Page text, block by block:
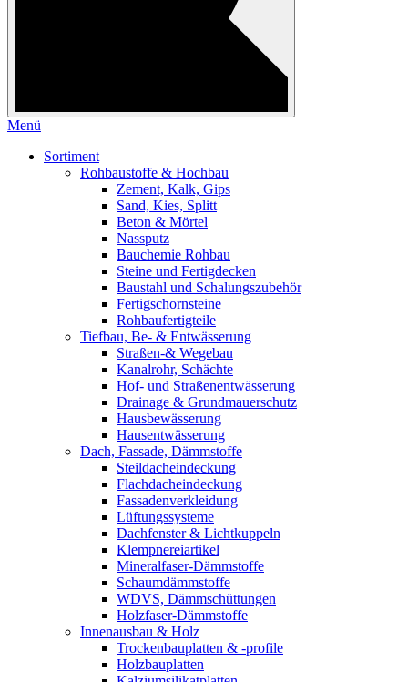
Menü
Sortiment
Rohbaustoffe & Hochbau
Zement, Kalk, Gips
Sand, Kies, Splitt
Beton & Mörtel
Nassputz
Bauchemie Rohbau
Steine und Fertigdecken
Baustahl und Schalungszubehör
Fertigschornsteine
Rohbaufertigteile
Tiefbau, Be- & Entwässerung
Straßen-& Wegebau
Kanalrohr, Schächte
Hof- und Straßenentwässerung
Drainage & Grundmauerschutz
Hausbewässerung
Hausentwässerung
Dach, Fassade, Dämmstoffe
Steildacheindeckung
Flachdacheindeckung
Fassadenverkleidung
Lüftungssysteme
Dachfenster & Lichtkuppeln
Klempnereiartikel
Mineralfaser-Dämmstoffe
Schaumdämmstoffe
WDVS, Dämmschüttungen
Holzfaser-Dämmstoffe
Innenausbau & Holz
Trockenbauplatten & -profile
Holzbauplatten